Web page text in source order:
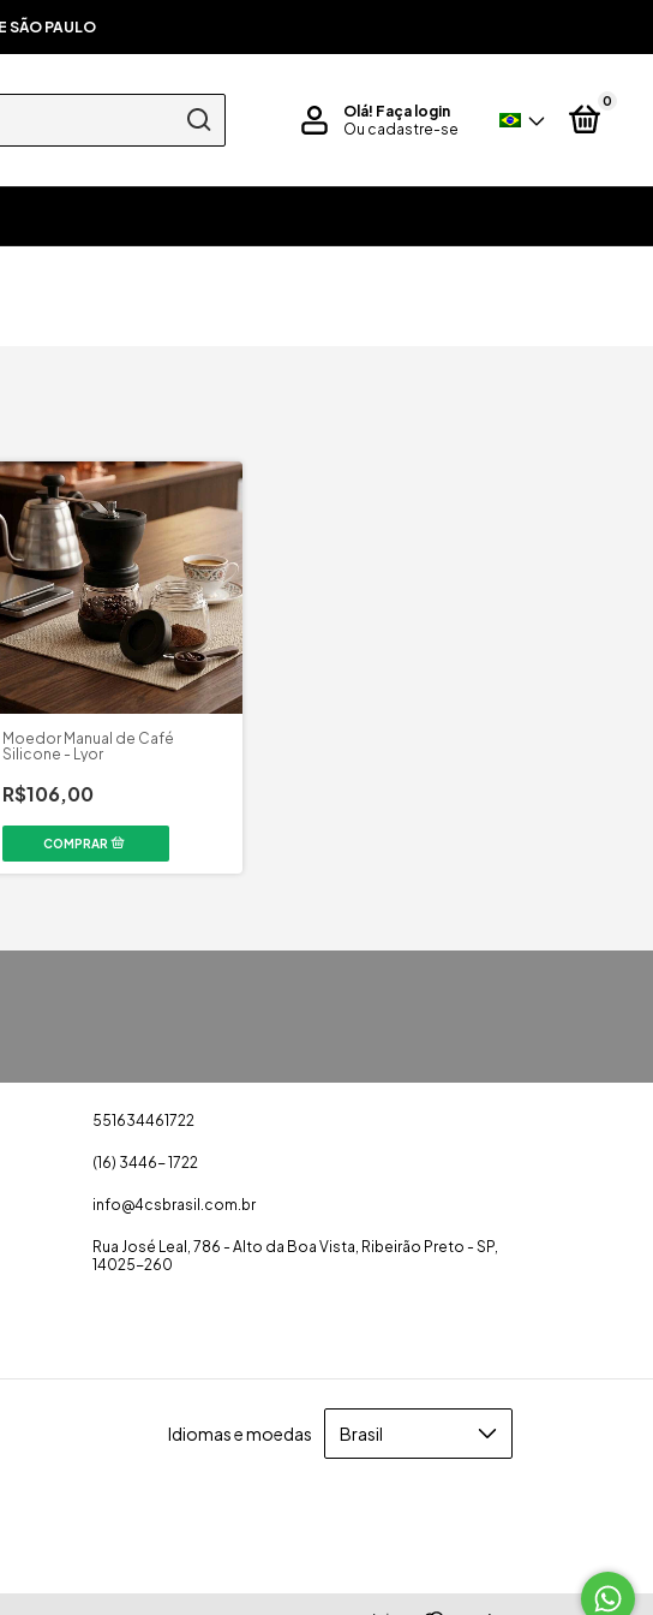
SÃO PAULO
Olá! Faça login
Ou cadastre-se
0
Moedor Manual de Café
Silicone - Lyor
R$106,00
551634461722
(16) 3446- 1722
info@4csbrasil.com.br
Rua José Leal, 786 - Alto da Boa Vista, Ribeirão Preto - SP,
14025-260
Idiomas e moedas